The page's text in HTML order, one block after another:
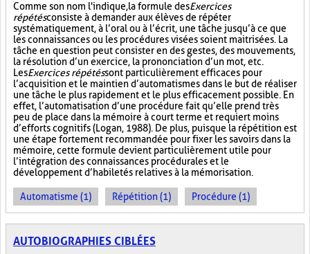
Comme son nom l'indique, la formule desExercices
répétésconsiste à demander aux élèves de répéter
systématiquement, à l’oral ou à l’écrit, une tâche jusqu’à ce que
les connaissances ou les procédures visées soient maitrisées. La
tâche en question peut consister en des gestes, des mouvements,
la résolution d’un exercice, la prononciation d’un mot, etc.
LesExercices répétéssont particulièrement efficaces pour
l’acquisition et le maintien d’automatismes dans le but de réaliser
une tâche le plus rapidement et le plus efficacement possible. En
effet, l’automatisation d’une procédure fait qu’elle prend très
peu de place dans la mémoire à court terme et requiert moins
d’efforts cognitifs (Logan, 1988). De plus, puisque la répétition est
une étape fortement recommandée pour fixer les savoirs dans la
mémoire, cette formule devient particulièrement utile pour
l’intégration des connaissances procédurales et le
développement d’habiletés relatives à la mémorisation.
Automatisme (1) Répétition (1) Procédure (1)
AUTOBIOGRAPHIES CIBLÉES